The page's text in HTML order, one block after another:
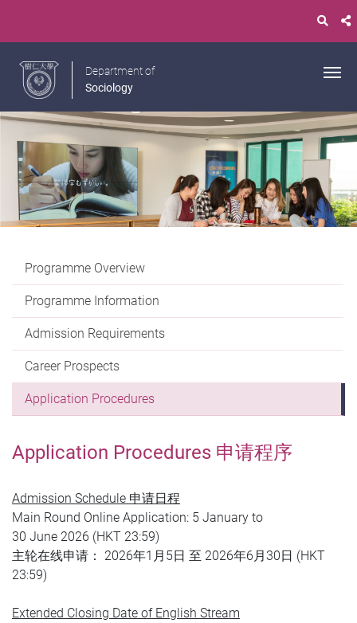
Department of
Sociology
Programme Overview
Programme Information
Admission Requirements
Career Prospects
Application Procedures
Application Procedures 申请程序
Admission Schedule 申请日程
Main Round Online Application: 5 January to
30 June 2026 (HKT 23:59)
主轮在线申请： 2026年1月5日 至 2026年6月30日 (HKT
23:59)
Extended Closing Date of English Stream